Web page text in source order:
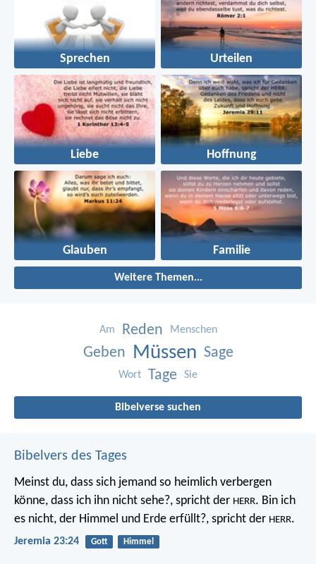
Sprechen Urteilen
Liebe Hoffnung
Glauben Familie
Weitere Themen...
Am Reden Menschen
Geben Müssen Sage
Wort Tage Sie
Bibelverse suchen
Bibelvers des Tages
Meinst du, dass sich jemand so heimlich verbergen
könne, dass ich ihn nicht sehe?, spricht der HERR. Bin ich
es nicht, der Himmel und Erde erfüllt?, spricht der HERR.
Jeremia 23:24 Gott Himmel